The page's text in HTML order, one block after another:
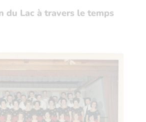
du Lac à travers le temps